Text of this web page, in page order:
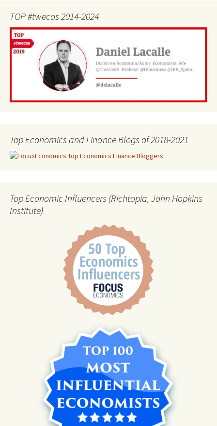
TOP #twecos 2014-2024
Top Economics and Finance Blogs of 2018-2021
Top Economic Influencers (Richtopia, John Hopkins
Institute)